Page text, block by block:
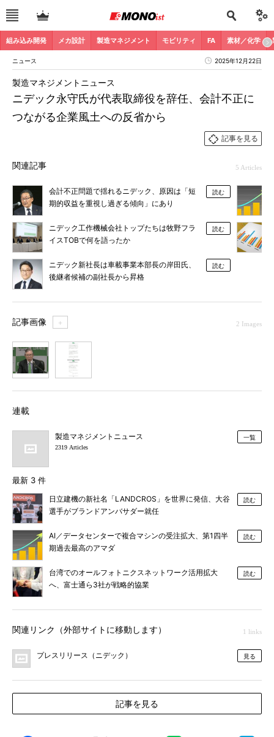
組み込み開発 メカ設計 製造マネジメント モビリティ FA 素材／化学
ニュース 2025年12月22日
ニデック永守氏が代表取締役を辞任、会計不正に
つながる企業風土への反省から
製造マネジメントニュース
記事を見る
関連記事 5 Articles
会計不正問題で揺れるニデック、原因は「短
期的収益を重視し過ぎる傾向」にあり
読む
ニデック工作機械会社トップたちは牧野フラ
イスTOBで何を語ったか
読む
ニデック新社長は車載事業本部長の岸田氏、
後継者候補の副社長から昇格
読む
記事画像 ＋ 2 Images
連載
製造マネジメントニュース
2319 Articles
一覧
最新 3 件
日立建機の新社名「LANDCROS」を世界に発信、大谷
選手がブランドアンバサダー就任
読む
AI／データセンターで複合マシンの受注拡大、第1四半
期過去最高のアマダ
読む
台湾でのオールフォトニクスネットワーク活用拡大
へ、富士通ら3社が戦略的協業
読む
関連リンク（外部サイトに移動します） 1 links
プレスリリース（ニデック） 見る
記事を見る